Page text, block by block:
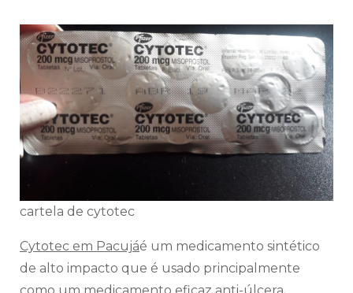
cartela de cytotec
Cytotec em Pacujáé um medicamento sintético
de alto impacto que é usado principalmente